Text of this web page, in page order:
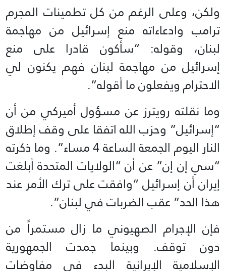
ولكن، وعلى الرغم من كل تطمينات المجرم
ترامب وادعاءاته منع إسرائيل من مهاجمة
لبنان، وقوله: “سأكون قادرا على منع
إسرائيل من مهاجمة لبنان فهم يكنون لي
الاحترام ويفعلون ما أقوله”.
وما نقلته رويترز عن مسؤول أميركي من أن
“إسرائيل” وحزب الله اتفقا على وقف إطلاق
النار اليوم الجمعة الساعة 4 مساء”. وما ذكرته
“سي إن إن” عن أن “الولايات المتحدة أبلغت
إيران أن إسرائيل “وافقت على ترك الأمر عند
هذا الحد” عقب الضربات في لبنان”.
فإن الإجرام الصهيوني ما زال مستمراً من
دون توقف. وبينما جمدت الجمهورية
الإسلامية الإيرانية البدء في مفاوضات